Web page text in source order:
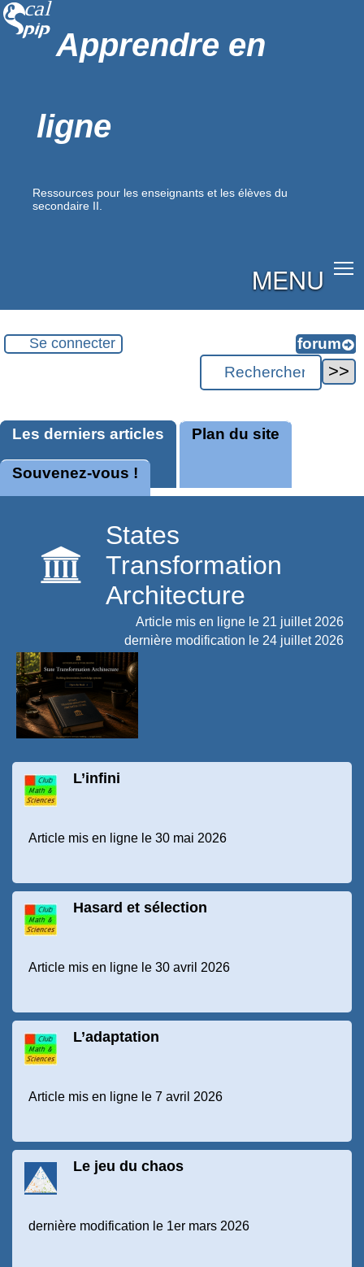
Apprendre en
ligne
Ressources pour les enseignants et les élèves du
secondaire II.
MENU
Se connecter
Les derniers articles Plan du site
Souvenez-vous !
States
Transformation
Architecture
Article mis en ligne le 21 juillet 2026
dernière modification le 24 juillet 2026
L’infini
Article mis en ligne le 30 mai 2026
Hasard et sélection
Article mis en ligne le 30 avril 2026
L’adaptation
Article mis en ligne le 7 avril 2026
Le jeu du chaos
dernière modification le 1er mars 2026